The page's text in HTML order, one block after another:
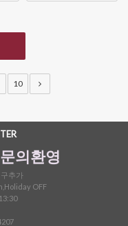
10
의환영
추가
OFF